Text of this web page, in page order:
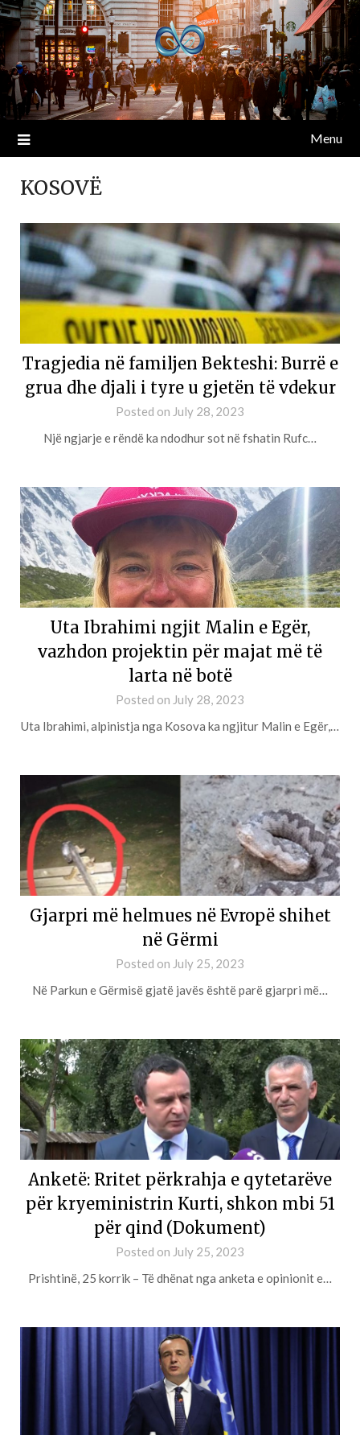
Menu
KOSOVË
Tragjedia në familjen Bekteshi: Burrë e
grua dhe djali i tyre u gjetën të vdekur
Posted on July 28, 2023
Një ngjarje e rëndë ka ndodhur sot në fshatin Rufc…
Uta Ibrahimi ngjit Malin e Egër,
vazhdon projektin për majat më të
larta në botë
Posted on July 28, 2023
Uta Ibrahimi, alpinistja nga Kosova ka ngjitur Malin e Egër,…
Gjarpri më helmues në Evropë shihet
në Gërmi
Posted on July 25, 2023
Në Parkun e Gërmisë gjatë javës është parë gjarpri më…
Anketë: Rritet përkrahja e qytetarëve
për kryeministrin Kurti, shkon mbi 51
për qind (Dokument)
Posted on July 25, 2023
Prishtinë, 25 korrik – Të dhënat nga anketa e opinionit e…